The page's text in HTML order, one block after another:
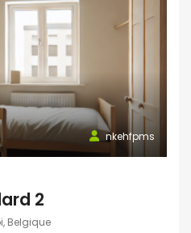
nkehfpms
2
Belgique